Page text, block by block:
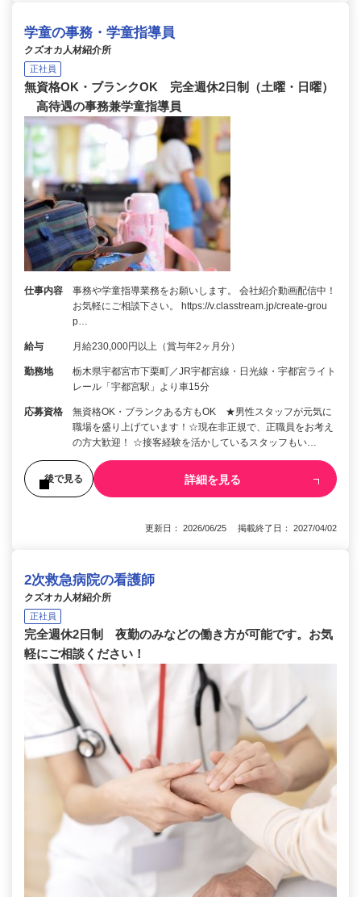
学童の事務・学童指導員
クズオカ人材紹介所
正社員
無資格OK・ブランクOK 完全週休2日制（土曜・日曜）
高待遇の事務兼学童指導員
仕事内容
事務や学童指導業務をお願いします。 会社紹介動画配信中！
お気軽にご相談下さい。 https://v.classtream.jp/create-grou
p…
給与 月給230,000円以上（賞与年2ヶ月分）
勤務地
栃木県宇都宮市下栗町／JR宇都宮線・日光線・宇都宮ライト
レール「宇都宮駅」より車15分
応募資格
無資格OK・ブランクある方もOK ★男性スタッフが元気に
職場を盛り上げています！☆現在非正規で、正職員をお考え
の方大歓迎！ ☆接客経験を活かしているスタッフもい…
後で見る 詳細を見る
更新日： 2026/06/25 掲載終了日： 2027/04/02
2次救急病院の看護師
クズオカ人材紹介所
正社員
完全週休2日制 夜勤のみなどの働き方が可能です。お気
軽にご相談ください！